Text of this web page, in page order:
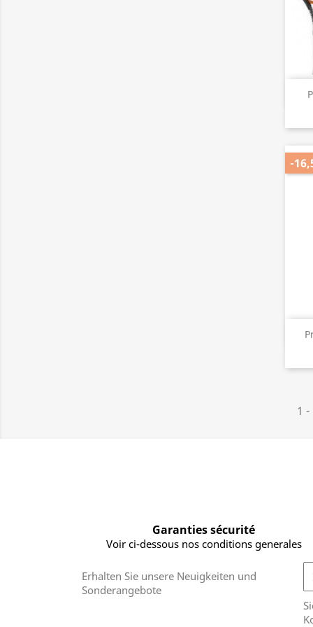
-
1
Garanties sécurité
Voir ci-dessous nos conditions generales
Erhalten Sie unsere Neuigkeiten und
Sonderangebote